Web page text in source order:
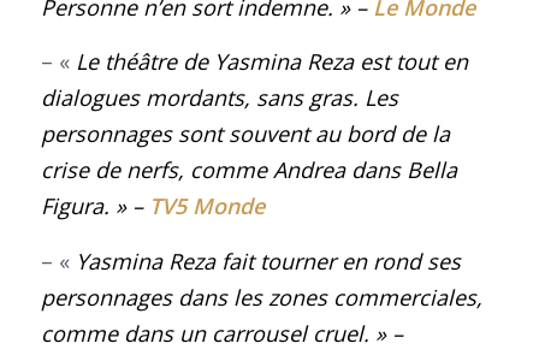
Personne n’en sort indemne. » – Le Monde
– « Le théâtre de Yasmina Reza est tout en
dialogues mordants, sans gras. Les
personnages sont souvent au bord de la
crise de nerfs, comme Andrea dans Bella
Figura. » – TV5 Monde
– « Yasmina Reza fait tourner en rond ses
personnages dans les zones commerciales,
comme dans un carrousel cruel. » –